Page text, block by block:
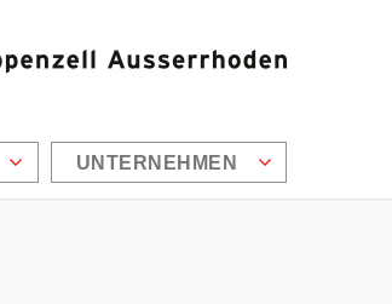
UNTERNEHMEN